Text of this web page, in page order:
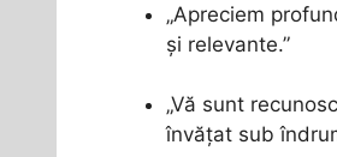
„Apreciem
și relevante.”
„Vă sunt
învățat sub